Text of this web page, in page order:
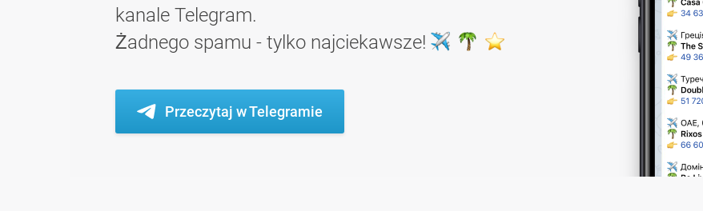
kanale Telegram.
Żadnego spamu - tylko najciekawsze!
Przeczytaj w Telegramie